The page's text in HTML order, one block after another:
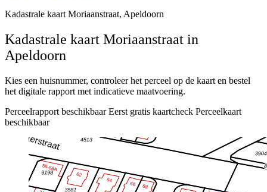
Kadastrale kaart Moriaanstraat, Apeldoorn
Kadastrale kaart Moriaanstraat in
Apeldoorn
Kies een huisnummer, controleer het perceel op de kaart en bestel
het digitale rapport met indicatieve maatvoering.
Perceelrapport beschikbaar Eerst gratis kaartcheck Perceelkaart
beschikbaar